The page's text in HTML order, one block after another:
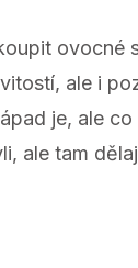
ale i
je, ale
ale tam